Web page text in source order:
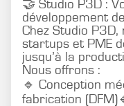
🤝 Studio P3D :
développement
Chez Studio
startups et PME
jusqu’à la
Nous offrons :
🔹 Conception
fabrication